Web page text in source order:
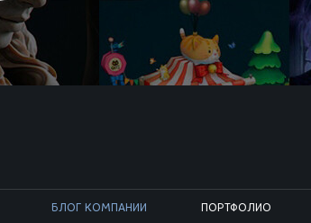
БЛОГ КОМПАНИИ ПОРТФОЛИО